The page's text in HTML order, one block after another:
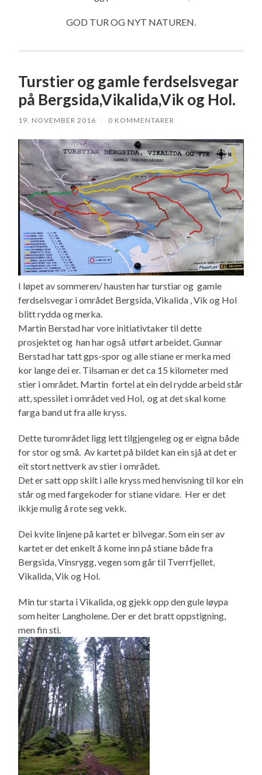
GOD TUR OG NYT NATUREN.
Turstier og gamle ferdselsvegar
på Bergsida,Vikalida,Vik og Hol.
19. NOVEMBER 2016 / 0 KOMMENTARER
I løpet av sommeren/ hausten har turstiar og gamle
ferdselsvegar i området Bergsida, Vikalida , Vik og Hol
blitt rydda og merka.
Martin Berstad har vore initiativtaker til dette
prosjektet og han har også utført arbeidet. Gunnar
Berstad har tatt gps-spor og alle stiane er merka med
kor lange dei er. Tilsaman er det ca 15 kilometer med
stier i området. Martin fortel at ein del rydde arbeid står
att, spessilet i området ved Hol, og at det skal kome
farga band ut fra alle kryss.
Dette turområdet ligg lett tilgjengeleg og er eigna både
for stor og små. Av kartet på bildet kan ein sjå at det er
eit stort nettverk av stier i området.
Det er satt opp skilt i alle kryss med henvisning til kor ein
står og med fargekoder for stiane vidare. Her er det
ikkje mulig å rote seg vekk.
Dei kvite linjene på kartet er bilvegar. Som ein ser av
kartet er det enkelt å kome inn på stiane både fra
Bergsida, Vinsrygg, vegen som går til Tverrfjellet,
Vikalida, Vik og Hol.
Min tur starta i Vikalida, og gjekk opp den gule løypa
som heiter Langholene. Der er det bratt oppstigning,
men fin sti.